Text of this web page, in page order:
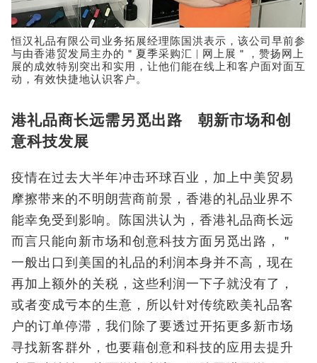
恒汉礼品有限公司业务拓展经理陈国洪表示，该公司早前参
与由香港贸发局主办的＂夏季采购汇 | 网上展＂，赞扬网上
展的成效特别突出和实用，让他们能在线上和客户面对面互
动，有效快捷地认识客户。
港礼品商长远需另觅出路 朝新市场和创
意科技发展
疫情在过去大半年冲击环球百业，加上中美贸易
摩擦带来的不明朗营商前景，香港的礼品业界不
能幸免受到影响。陈国洪认为，香港礼品商长远
而言只能向新市场和创意科技方面另觅出路，＂
一般出口到美国的礼品的利润本身并不高，现在
再加上额外的关税，这些利润一下子就没有了，
或者变成亏本的生意，所以针对传统欧美礼品客
户的订单停滞，我们除了要透过开拓更多新市场
寻找新客群外，也要藉创意和科技的应用去提升